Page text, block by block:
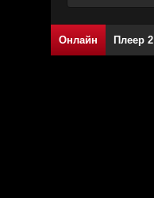
Онлайн Плеер 2